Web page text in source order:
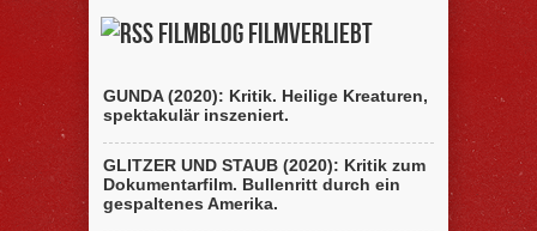
Filmblog filmverliebt
GUNDA (2020): Kritik. Heilige Kreaturen,
spektakulär inszeniert.
GLITZER UND STAUB (2020): Kritik zum
Dokumentarfilm. Bullenritt durch ein
gespaltenes Amerika.